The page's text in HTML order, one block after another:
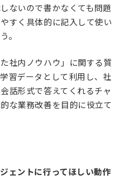
ないので書かなくても問題
すく具体的に記入して使い
。
社内ノウハウ」に関する質
習データとして利用し、社
話形式で答えてくれるチャ
な業務改善を目的に役立て
ェントに行ってほしい動作